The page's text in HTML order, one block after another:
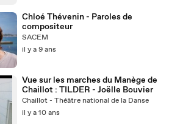
Chloé Thévenin - Paroles de
compositeur
SACEM
il y a 9 ans
Vue sur les marches du Manège de
Chaillot : TILDER - Joëlle Bouvier
Chaillot - Théâtre national de la Danse
il y a 10 ans